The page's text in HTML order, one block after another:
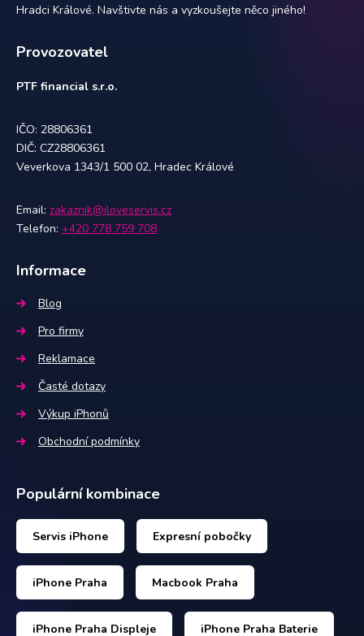
Hradci Králové. Navštivte nás a vyzkoušejte něco jiného!
Provozovatel
PTF financial s.r.o.
IČO: 28806361
DIČ: CZ28806361
Veverkova 1343/1 500 02, Hradec Králové
Email: zakaznik@iloveservis.cz
Telefon: +420 778 759 708
Informace
Blog
Pro firmy
Reklamace
Časté dotazy
Výkup iPhonů
Obchodní podmínky
Populární kombinace
Servis iPhone Expresní pobočky
iPhone Praha Macbook Praha
iPhone Praha Displeje iPhone Praha Baterie